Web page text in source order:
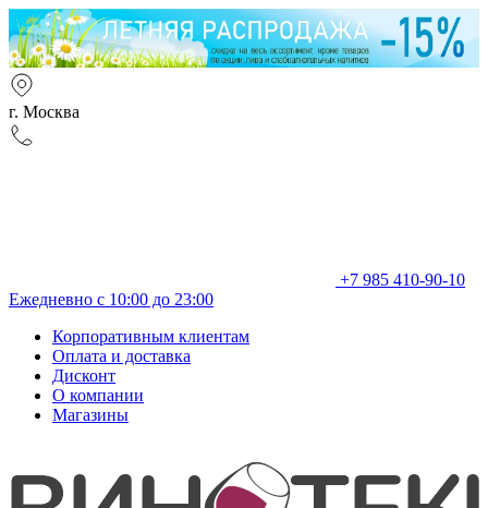
г. Москва
+7 985 410-90-10
Ежедневно с 10:00 до 23:00
Корпоративным клиентам
Оплата и доставка
Дисконт
О компании
Магазины